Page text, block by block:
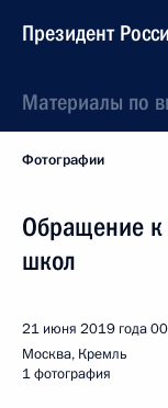
Президент
Материалы по
Фотографии
Обращение к
школ
21 июня 2019 года
Москва, Кремль
1 фотография